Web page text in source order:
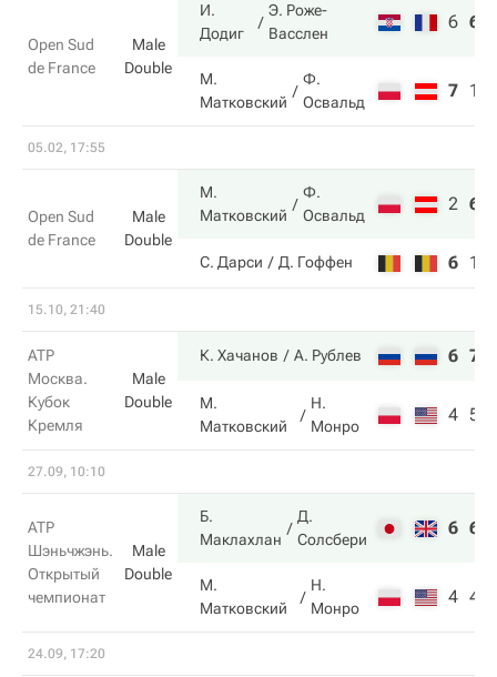
Open Sud
de France
Male
Double
И.
Додиг
Э. Роже-
Васслен
6 6
М.
Матковский
Ф.
Освальд
7 1
05.02, 17:55
Open Sud
de France
Male
Double
М.
Матковский
Ф.
Освальд
2 6
С. Дарси Д. Гоффен 6 1
15.10, 21:40
ATP
Москва.
Кубок
Кремля
Male
Double
К. Хачанов А. Рублев 6 7
М.
Матковский
Н.
Монро
4 5
27.09, 10:10
ATP
Шэньчжэнь.
Открытый
чемпионат
Male
Double
Б.
Маклахлан
Д.
Солсбери
6 6
М.
Матковский
Н.
Монро
4 4
24.09, 17:20